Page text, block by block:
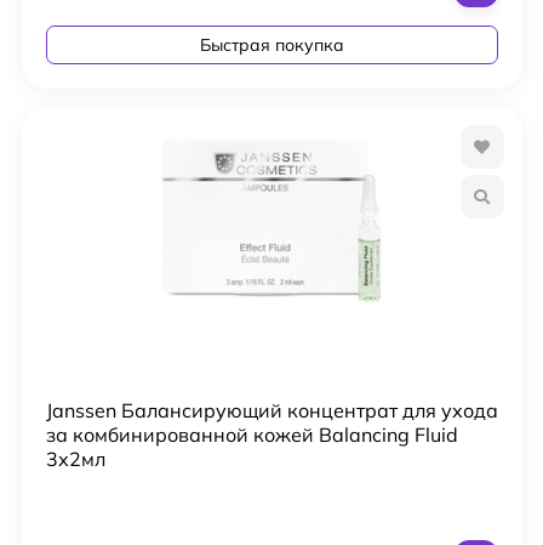
Быстрая покупка
Janssen Балансирующий концентрат для ухода
за комбинированной кожей Balancing Fluid
3х2мл